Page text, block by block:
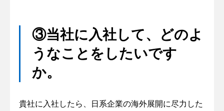
③当社に入社して、どのよ
うなことをしたいです
か。
貴社に入社したら、日系企業の海外展開に尽力した